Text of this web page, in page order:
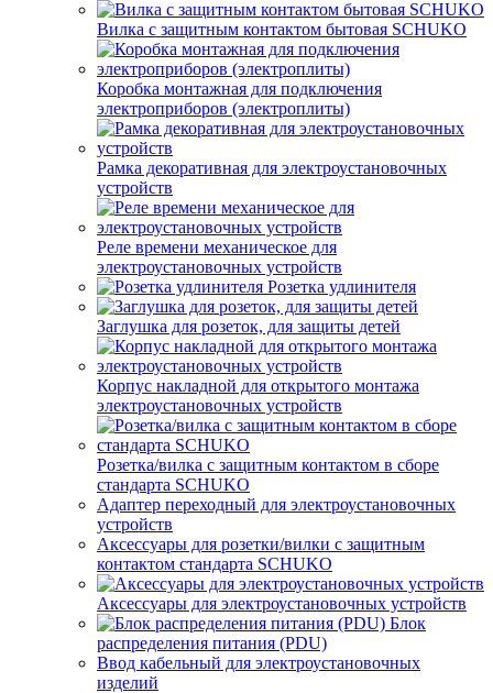
Вилка с защитным контактом бытовая SCHUKO
Коробка монтажная для подключения
электроприборов (электроплиты)
Рамка декоративная для электроустановочных
устройств
Реле времени механическое для
электроустановочных устройств
Розетка удлинителя
Заглушка для розеток, для защиты детей
Корпус накладной для открытого монтажа
электроустановочных устройств
Розетка/вилка с защитным контактом в сборе
стандарта SCHUKO
Адаптер переходный для электроустановочных
устройств
Аксессуары для розетки/вилки с защитным
контактом стандарта SCHUKO
Аксессуары для электроустановочных устройств
Блок
распределения питания (PDU)
Ввод кабельный для электроустановочных
изделий